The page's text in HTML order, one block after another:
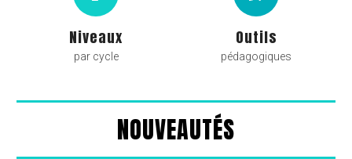
Niveaux
par cycle
Outils
pédagogiques
NOUVEAUTÉS